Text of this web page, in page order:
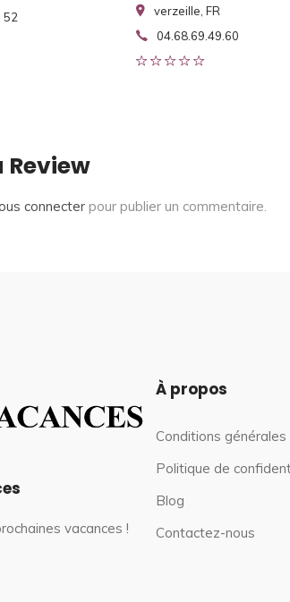
52
verzeille, FR
04.68.69.49.60
Review
connecter pour publier un commentaire.
vacances !
À propos
Conditions générales
Politique de
Blog
Contactez-nous